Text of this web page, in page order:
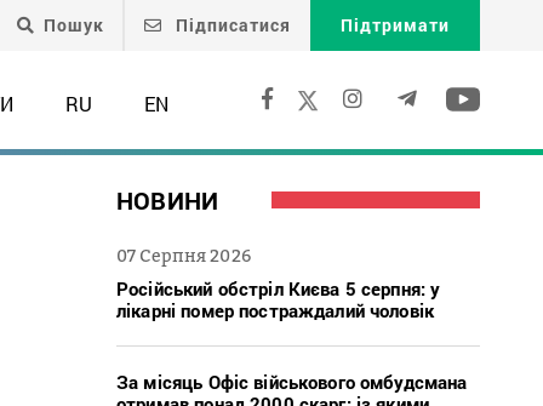
Пошук Підписатися Підтримати
RU EN
НОВИНИ
07 Серпня 2026
Російський обстріл Києва 5 серпня: у
лікарні помер постраждалий чоловік
За місяць Офіс військового омбудсмана